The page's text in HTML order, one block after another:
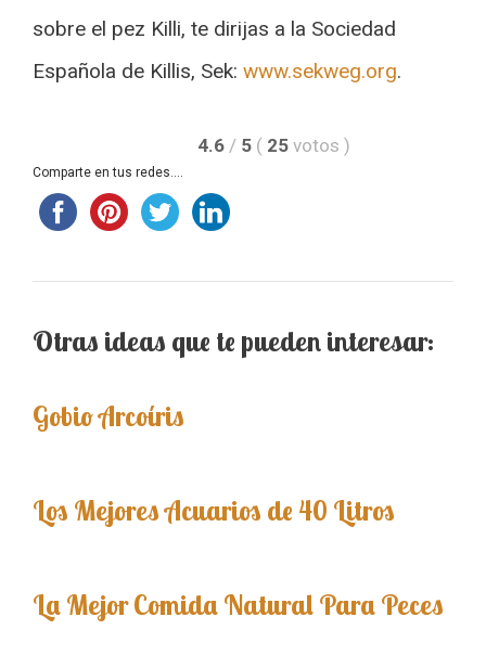
sobre el pez Killi, te dirijas a la Sociedad
Española de Killis, Sek: www.sekweg.org.
4.6 / 5 ( 25 votos )
Comparte en tus redes....
Otras ideas que te pueden interesar:
Gobio Arcoíris
Los Mejores Acuarios de 40 Litros
La Mejor Comida Natural Para Peces